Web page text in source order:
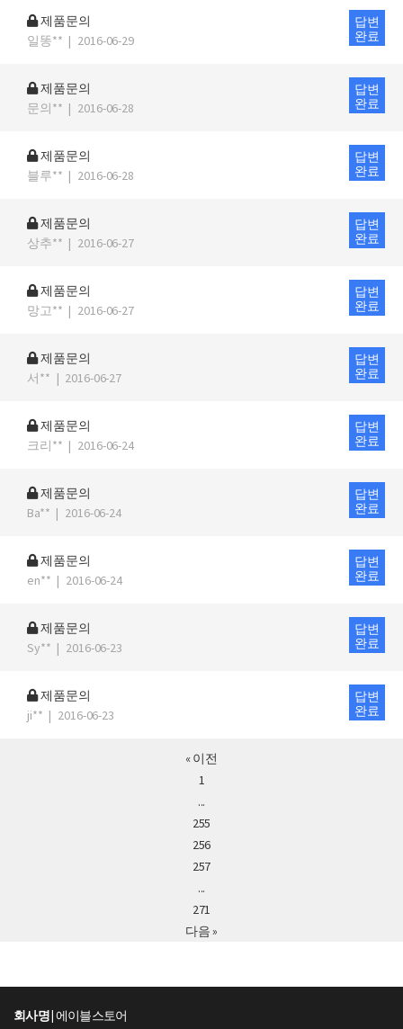
제품문의
일똥** | 2016-06-29
답변
완료
제품문의
문의** | 2016-06-28
답변
완료
제품문의
블루** | 2016-06-28
답변
완료
제품문의
상추** | 2016-06-27
답변
완료
제품문의
망고** | 2016-06-27
답변
완료
제품문의
서** | 2016-06-27
답변
완료
제품문의
크리** | 2016-06-24
답변
완료
제품문의
Ba** | 2016-06-24
답변
완료
제품문의
en** | 2016-06-24
답변
완료
제품문의
Sy** | 2016-06-23
답변
완료
제품문의
ji** | 2016-06-23
답변
완료
« 이전
1
...
255
256
257
...
271
다음 »
회사명 |에이블스토어